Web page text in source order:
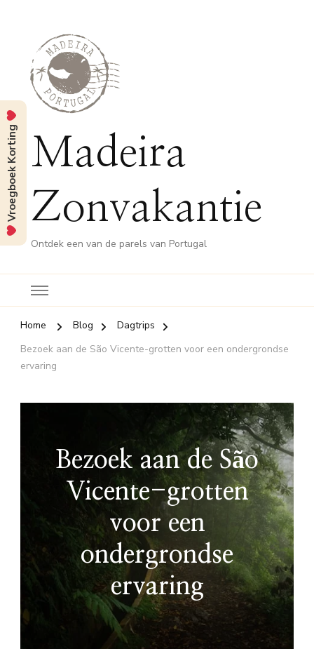
Madeira
Zonvakantie
Ontdek een van de parels van Portugal
Home Blog
Dagtrips
Bezoek aan de São Vicente-grotten voor een ondergrondse
ervaring
Bezoek aan de São
Vicente-grotten
voor een
ondergrondse
ervaring
Vroegboek Korting